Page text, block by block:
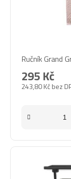
Ručník Grand
243,80 Kč bez
295 Kč